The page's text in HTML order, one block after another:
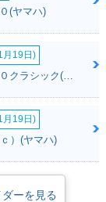
(ヤマハ)
月19日)
さとささん:ドラッグスター４００クラシック(ヤマハ)
月19日)
）(ヤマハ)
ーを見る